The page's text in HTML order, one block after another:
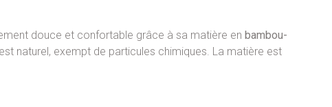
douce et confortable grâce à sa matière en bambou-
naturel, exempt de particules chimiques. La matière est